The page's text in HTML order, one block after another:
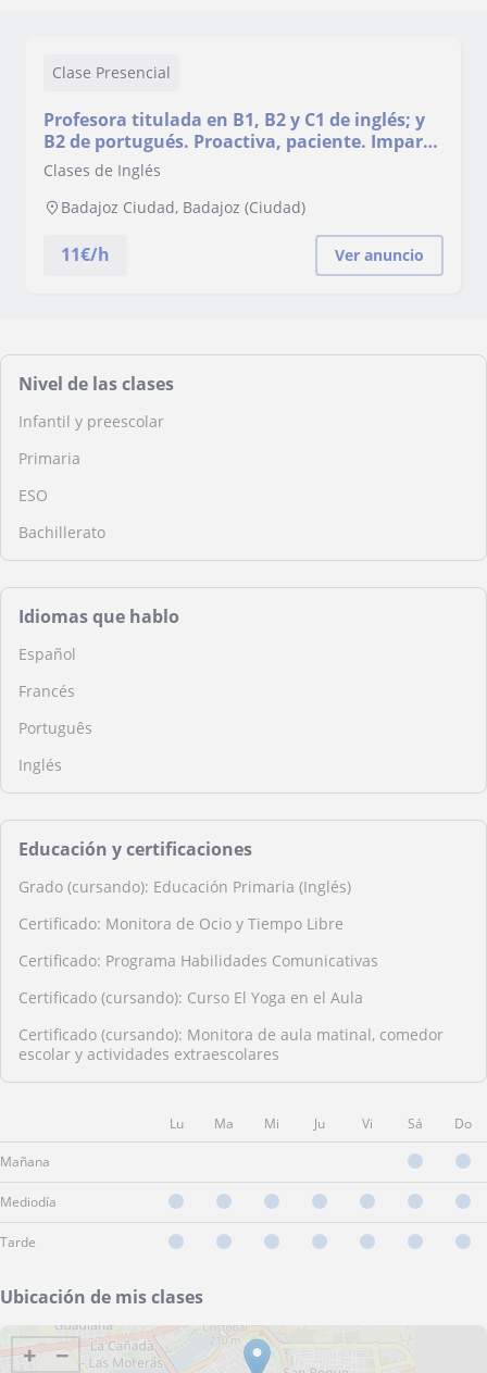
Clase Presencial
Profesora titulada en B1, B2 y C1 de inglés; y
B2 de portugués. Proactiva, paciente. Imparto
clases online y presenciales.
Clases de Inglés
Badajoz Ciudad, Badajoz (Ciudad)
11€/h Ver anuncio
Nivel de las clases
Infantil y preescolar
Primaria
ESO
Bachillerato
Idiomas que hablo
Español
Francés
Português
Inglés
Educación y certificaciones
Grado (cursando): Educación Primaria (Inglés)
Certificado: Monitora de Ocio y Tiempo Libre
Certificado: Programa Habilidades Comunicativas
Certificado (cursando): Curso El Yoga en el Aula
Certificado (cursando): Monitora de aula matinal, comedor
escolar y actividades extraescolares
Lu Ma Mi Ju Vi Sá Do
Mañana
Mediodía
Tarde
Ubicación de mis clases
+ −